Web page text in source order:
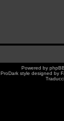
Powered by phpBB
ProDark style designed by